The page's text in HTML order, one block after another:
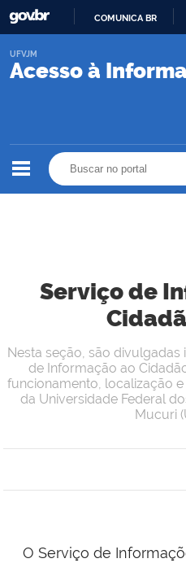
COMUNICA BR
Acesso à
UFVJM
Serviço de
Nesta seção, são
de Informação ao
funcionamento, localização
da Universidade Federal
Mucuri
O Serviço de